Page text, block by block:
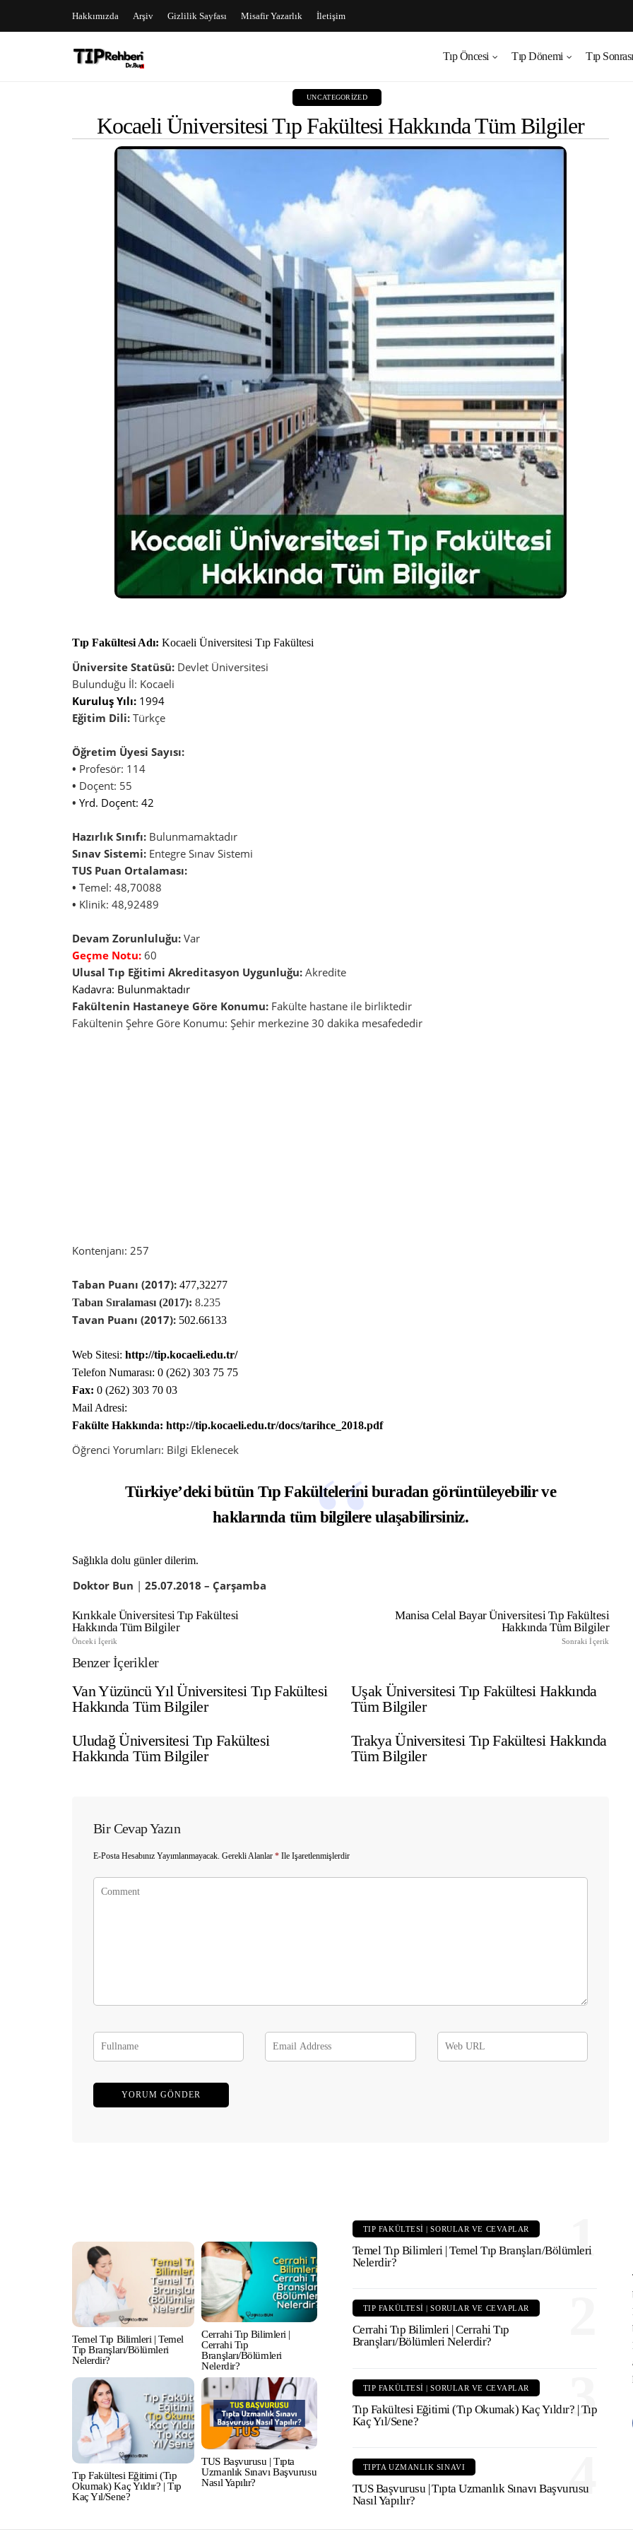
Hakkımızda Arşiv Gizlilik Sayfası Misafir Yazarlık İletişim
Tıp Öncesi Tıp Dönemi Tıp Sonrası
UNCATEGORIZED
Kocaeli Üniversitesi Tıp Fakültesi Hakkında Tüm Bilgiler
Tıp Fakültesi Adı: Kocaeli Üniversitesi Tıp Fakültesi
Üniversite Statüsü: Devlet Üniversitesi
Bulunduğu İl: Kocaeli
Kuruluş Yılı: 1994
Eğitim Dili: Türkçe
Öğretim Üyesi Sayısı:
• Profesör: 114
• Doçent: 55
• Yrd. Doçent: 42
Hazırlık Sınıfı: Bulunmamaktadır
Sınav Sistemi: Entegre Sınav Sistemi
TUS Puan Ortalaması:
• Temel: 48,70088
• Klinik: 48,92489
Devam Zorunluluğu: Var
Geçme Notu: 60
Ulusal Tıp Eğitimi Akreditasyon Uygunluğu: Akredite
Kadavra: Bulunmaktadır
Fakültenin Hastaneye Göre Konumu: Fakülte hastane ile birliktedir
Fakültenin Şehre Göre Konumu: Şehir merkezine 30 dakika mesafededir
Kontenjanı: 257
Taban Puanı (2017): 477,32277
Taban Sıralaması (2017): 8.235
Tavan Puanı (2017): 502.66133
Web Sitesi: http://tip.kocaeli.edu.tr/
Telefon Numarası: 0 (262) 303 75 75
Fax: 0 (262) 303 70 03
Mail Adresi:
Fakülte Hakkında: http://tip.kocaeli.edu.tr/docs/tarihce_2018.pdf
Öğrenci Yorumları: Bilgi Eklenecek
Türkiye’deki bütün Tıp Fakültelerini buradangörüntüleyebilir ve
haklarında tüm bilgilere ulaşabilirsiniz.
Sağlıkla dolu günler dilerim.
Doktor Bun | 25.07.2018 – Çarşamba
Kırıkkale Üniversitesi Tıp Fakültesi
Hakkında Tüm Bilgiler
Önceki İçerik
Manisa Celal Bayar Üniversitesi Tıp Fakültesi
Hakkında Tüm Bilgiler
Sonraki İçerik
Benzer İçerikler
Van Yüzüncü Yıl Üniversitesi Tıp Fakültesi
Hakkında Tüm Bilgiler
Uşak Üniversitesi Tıp Fakültesi Hakkında
Tüm Bilgiler
Uludağ Üniversitesi Tıp Fakültesi
Hakkında Tüm Bilgiler
Trakya Üniversitesi Tıp Fakültesi Hakkında
Tüm Bilgiler
Bir Cevap Yazın
E-Posta Hesabınız Yayımlanmayacak. Gerekli Alanlar * Ile Işaretlenmişlerdir
Temel Tıp Bilimleri | Temel
Tıp Branşları/Bölümleri
Nelerdir?
Cerrahi Tıp Bilimleri |
Cerrahi Tıp
Branşları/Bölümleri
Nelerdir?
Tıp Fakültesi Eğitimi (Tıp
Okumak) Kaç Yıldır? | Tıp
Kaç Yıl/Sene?
TUS Başvurusu | Tıpta
Uzmanlık Sınavı Başvurusu
Nasıl Yapılır?
1
TIP FAKÜLTESI | SORULAR VE CEVAPLAR
Temel Tıp Bilimleri | Temel Tıp Branşları/Bölümleri
Nelerdir?
TIP FAKÜLTESI | SORULAR VE CEVAPLAR
Cerrahi Tıp Bilimleri | Cerrahi Tıp
Branşları/Bölümleri Nelerdir?
3
TIP FAKÜLTESI | SORULAR VE CEVAPLAR
Tıp Fakültesi Eğitimi (Tıp Okumak) Kaç Yıldır? | Tıp
Kaç Yıl/Sene?
4
TIPTA UZMANLIK SINAVI
TUS Başvurusu | Tıpta Uzmanlık Sınavı Başvurusu
Nasıl Yapılır?